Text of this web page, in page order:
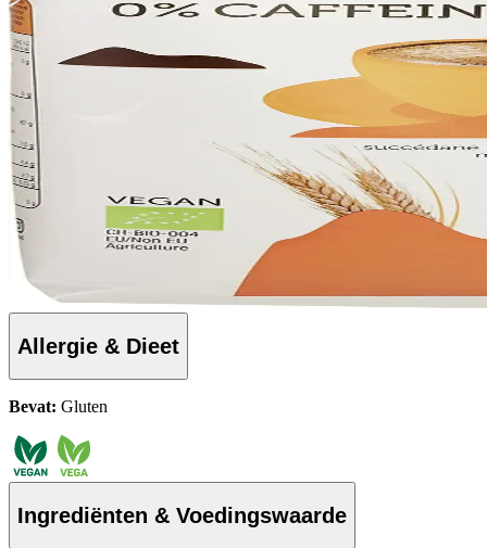
Allergie & Dieet
Bevat: Gluten
Ingrediënten & Voedingswaarde